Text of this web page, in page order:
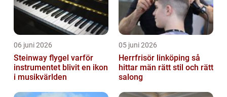
06 juni 2026
Steinway flygel varför
instrumentet blivit en ikon
i musikvärlden
05 juni 2026
Herrfrisör linköping så
hittar män rätt stil och rätt
salong